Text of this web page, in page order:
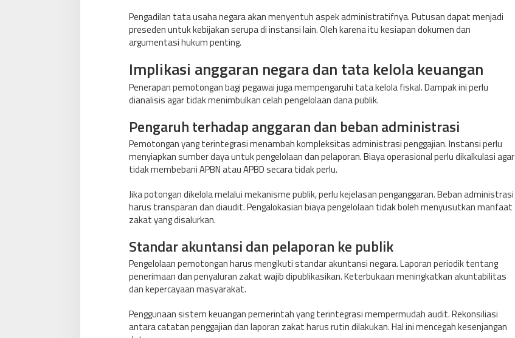
Pengadilan tata usaha negara akan menyentuh aspek administratifnya. Putusan dapat menjadi
preseden untuk kebijakan serupa di instansi lain. Oleh karena itu kesiapan dokumen dan
argumentasi hukum penting.
Implikasi anggaran negara dan tata kelola keuangan
Penerapan pemotongan bagi pegawai juga mempengaruhi tata kelola fiskal. Dampak ini perlu
dianalisis agar tidak menimbulkan celah pengelolaan dana publik.
Pengaruh terhadap anggaran dan beban administrasi
Pemotongan yang terintegrasi menambah kompleksitas administrasi penggajian. Instansi perlu
menyiapkan sumber daya untuk pengelolaan dan pelaporan. Biaya operasional perlu dikalkulasi agar
tidak membebani APBN atau APBD secara tidak perlu.
Jika potongan dikelola melalui mekanisme publik, perlu kejelasan penganggaran. Beban administrasi
harus transparan dan diaudit. Pengalokasian biaya pengelolaan tidak boleh menyusutkan manfaat
zakat yang disalurkan.
Standar akuntansi dan pelaporan ke publik
Pengelolaan pemotongan harus mengikuti standar akuntansi negara. Laporan periodik tentang
penerimaan dan penyaluran zakat wajib dipublikasikan. Keterbukaan meningkatkan akuntabilitas
dan kepercayaan masyarakat.
Penggunaan sistem keuangan pemerintah yang terintegrasi mempermudah audit. Rekonsiliasi
antara catatan penggajian dan laporan zakat harus rutin dilakukan. Hal ini mencegah kesenjangan